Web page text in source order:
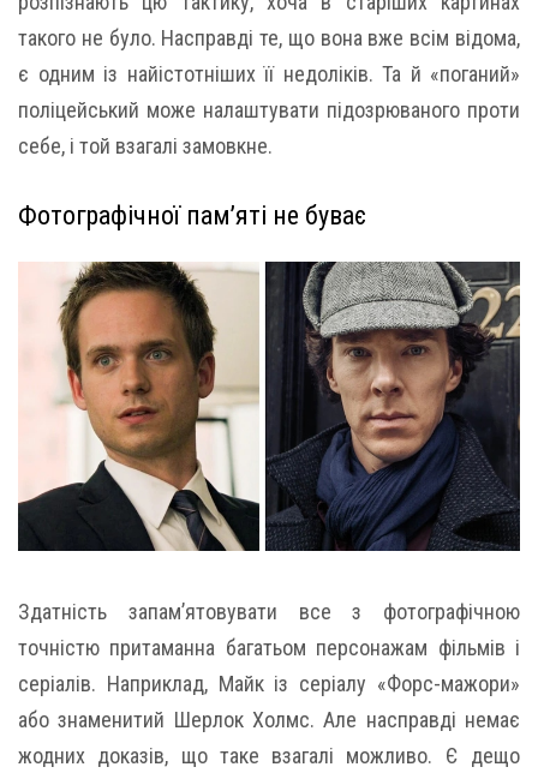
такого не було. Насправді те, що вона вже всім відома,
є одним із найістотніших її недоліків. Та й «поганий»
поліцейський може налаштувати підозрюваного проти
себе, і той взагалі замовкне.
Фотографічної пам’яті не буває
Здатність запам’ятовувати все з фотографічною
точністю притаманна багатьом персонажам фільмів і
серіалів. Наприклад, Майк із серіалу «Форс-мажори»
або знаменитий Шерлок Холмс. Але насправді немає
жодних доказів, що таке взагалі можливо. Є дещо